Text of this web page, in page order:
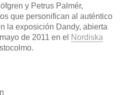
y Petrus Palmér,
que personifican al auténtico
la exposición Dandy, abierta
de 2011 en el Nordiska
author/